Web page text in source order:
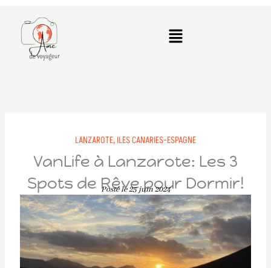
contenu
Menu
LANZAROTE,ILES CANARIES-ESPAGNE
VanLife à Lanzarote: Les 3
Spots de Rêve pour Dormir!
Posté le 25 juin 2024